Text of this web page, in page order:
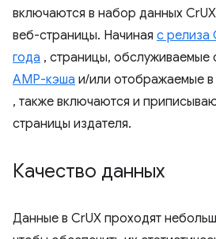
включаются в набор данных
веб-страницы. Начиная с релиза
года , страницы, обслуживаемые
AMP-кэша и/или отображаемые в
, также включаются и
страницы издателя.
Качество данных
Данные в CrUX проходят